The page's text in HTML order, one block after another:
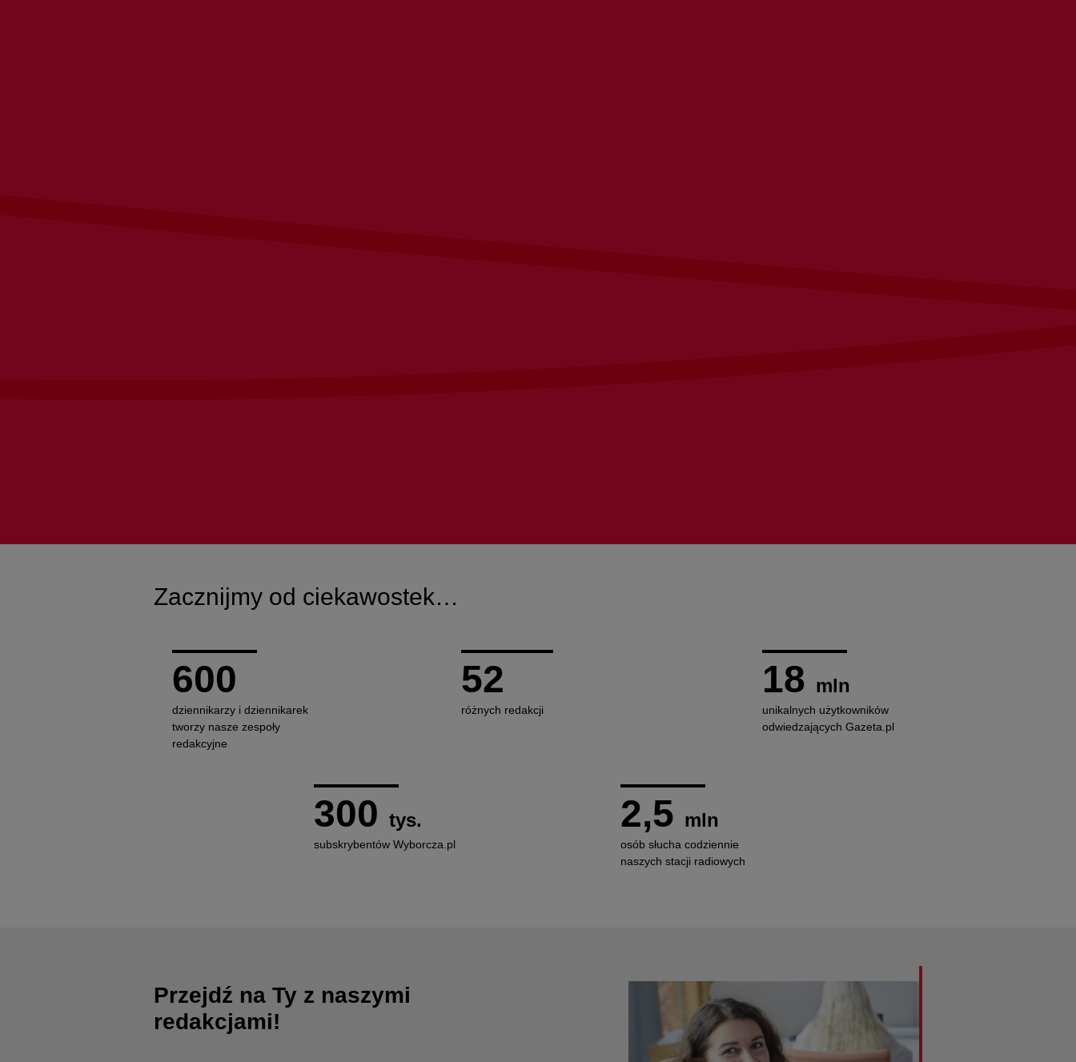
Zacznijmy od ciekawostek…
600
dziennikarzy i dziennikarek
tworzy nasze zespoły
redakcyjne
52
różnych redakcji
18 mln
unikalnych użytkowników
odwiedzających Gazeta.pl
300 tys.
subskrybentów Wyborcza.pl
2,5 mln
osób słucha codziennie
naszych stacji radiowych
Przejdź na Ty z naszymi
redakcjami!